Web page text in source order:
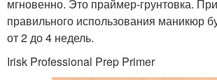
мгновенно. Это праймер-грунтовка.
правильного использования маникюр
от 2 до 4 недель.
Irisk Professional Prep Primer